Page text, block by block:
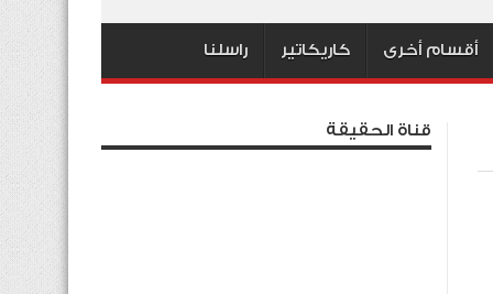
أقسام أخرى كاريكاتير راسلنا
قناة الحقيقة